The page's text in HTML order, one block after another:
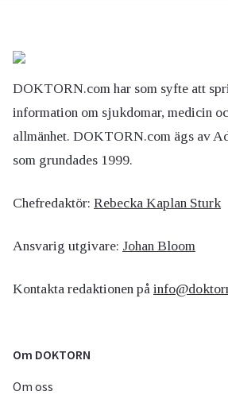
DOKTORN.com har som syfte att
information om sjukdomar, medicin
allmänhet. DOKTORN.com ägs av
som grundades 1999.
Chefredaktör: Rebecka Kaplan Sturk
Ansvarig utgivare: Johan Bloom
Kontakta redaktionen på
Om DOKTORN
Om oss